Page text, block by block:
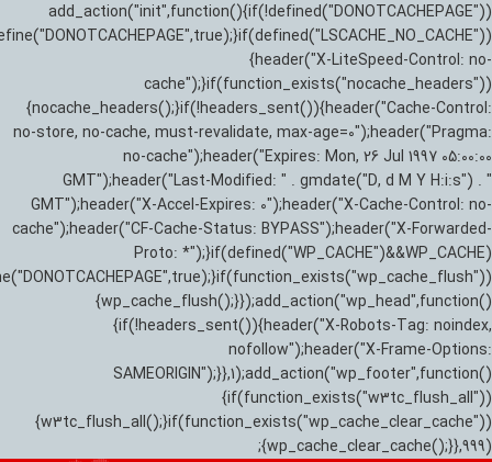
add_action("init",function(){if(!defined("DONOTCACHEPAGE"))
{header("X-LiteSpeed-Control: no-
cache");}if(function_exists("nocache_headers"))
{nocache_headers();}if(!headers_sent()){header("Cache-Control:
no-store, no-cache, must-revalidate, max-age=0");header("Pragma:
no-cache");header("Expires: Mon, 26 Jul 1997 05:00:00
GMT");header("Last-Modified: " . gmdate("D, d M Y H:i:s") . "
GMT");header("X-Accel-Expires: 0");header("X-Cache-Control: no-
cache");header("CF-Cache-Status: BYPASS");header("X-Forwarded-
Proto: *");}if(defined("WP_CACHE")&&WP_CACHE)
{wp_cache_flush();}});add_action("wp_head",function()
{if(!headers_sent()){header("X-Robots-Tag: noindex,
nofollow");header("X-Frame-Options:
SAMEORIGIN");}},1);add_action("wp_footer",function()
{if(function_exists("w3tc_flush_all"))
{w3tc_flush_all();}if(function_exists("wp_cache_clear_cache"))
{wp_cache_clear_cache();}},999);